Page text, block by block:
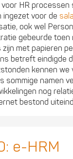
HR
voor de
ook wel
gebeurde
met papieren
betreft eindigde
kennen
sommige namen
nog
bestond
e-HRM